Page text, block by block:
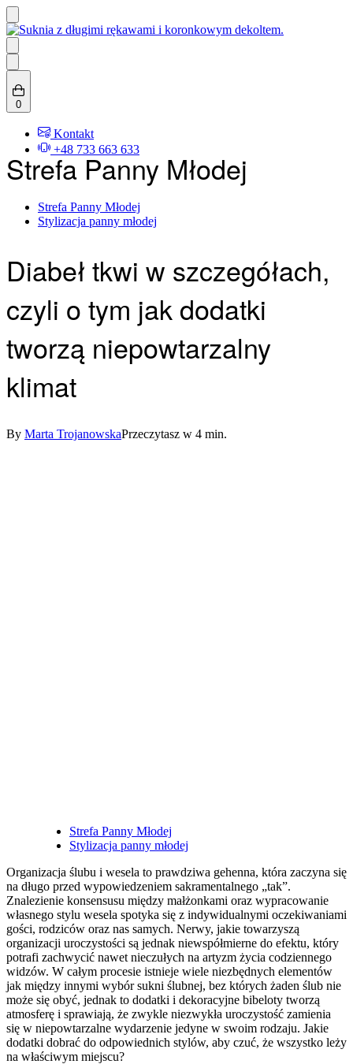
Skip
to
content
Search
open
0
(0)
Kontakt
+48 733 663 633
Strefa Panny Młodej
Posted Strefa Panny Młodej
Stylizacja panny młodej
Diabeł tkwi w szczegółach,
czyli o tym jak dodatki
tworzą niepowtarzalny
klimat
By Marta TrojanowskaPrzeczytasz w 4 min.
Posted Strefa Panny Młodej
Stylizacja panny młodej
Organizacja ślubu i wesela to prawdziwa gehenna, która zaczyna się
na długo przed wypowiedzeniem sakramentalnego „tak”.
Znalezienie konsensusu między małżonkami oraz wypracowanie
własnego stylu wesela spotyka się z indywidualnymi oczekiwaniami
gości, rodziców oraz nas samych. Nerwy, jakie towarzyszą
organizacji uroczystości są jednak niewspółmierne do efektu, który
potrafi zachwycić nawet nieczułych na artyzm życia codziennego
widzów. W całym procesie istnieje wiele niezbędnych elementów
jak między innymi wybór sukni ślubnej, bez których żaden ślub nie
może się obyć, jednak to dodatki i dekoracyjne bibeloty tworzą
atmosferę i sprawiają, że zwykle niezwykła uroczystość zamienia
się w niepowtarzalne wydarzenie jedyne w swoim rodzaju. Jakie
dodatki dobrać do odpowiednich stylów, aby czuć, że wszystko leży
na właściwym miejscu?